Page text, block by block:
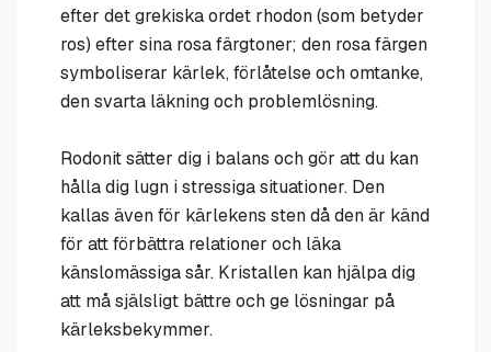
efter det grekiska ordet rhodon (som betyder
ros) efter sina rosa färgtoner; den rosa färgen
symboliserar kärlek, förlåtelse och omtanke,
den svarta läkning och problemlösning.
Rodonit sätter dig i balans och gör att du kan
hålla dig lugn i stressiga situationer. Den
kallas även för kärlekens sten då den är känd
för att förbättra relationer och läka
känslomässiga sår. Kristallen kan hjälpa dig
att må själsligt bättre och ge lösningar på
kärleksbekymmer.